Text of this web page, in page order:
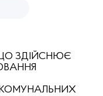
ЗДІЙСНЮЄ
КОМУНАЛЬНИХ